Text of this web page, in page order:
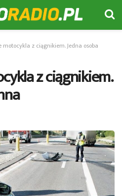
motocykla z ciągnikiem. Jedna osoba
z ciągnikiem.